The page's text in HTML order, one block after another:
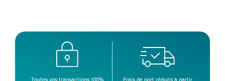
Toutes vos transactions 100%
Frais de port réduits à partir